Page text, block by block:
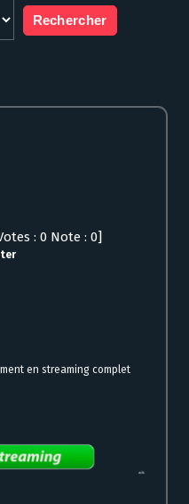
: 0 Note : 0]
en streaming complet